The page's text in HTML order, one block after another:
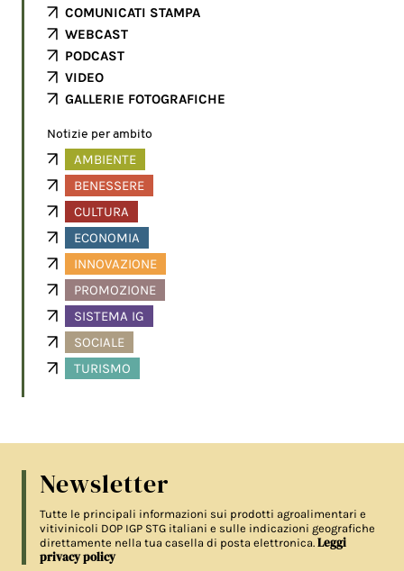
COMUNICATI STAMPA
WEBCAST
PODCAST
VIDEO
GALLERIE FOTOGRAFICHE
Notizie per ambito
AMBIENTE
BENESSERE
CULTURA
ECONOMIA
INNOVAZIONE
PROMOZIONE
SISTEMA IG
SOCIALE
TURISMO
Newsletter
Tutte le principali informazioni sui prodotti agroalimentari e
vitivinicoli DOP IGP STG italiani e sulle indicazioni geografiche
direttamente nella tua casella di posta elettronica.Leggi
privacy policy